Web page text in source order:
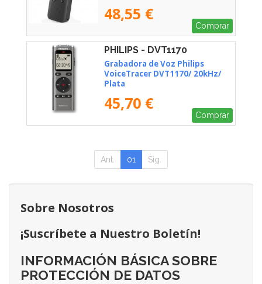
48,55 €
Comprar
PHILIPS - DVT1170
Grabadora de Voz Philips
VoiceTracer DVT1170/ 20kHz/
Plata
45,70 €
Comprar
Ant. 01 Sig.
Sobre Nosotros
¡Suscríbete a Nuestro Boletín!
INFORMACIÓN BÁSICA SOBRE
PROTECCIÓN DE DATOS